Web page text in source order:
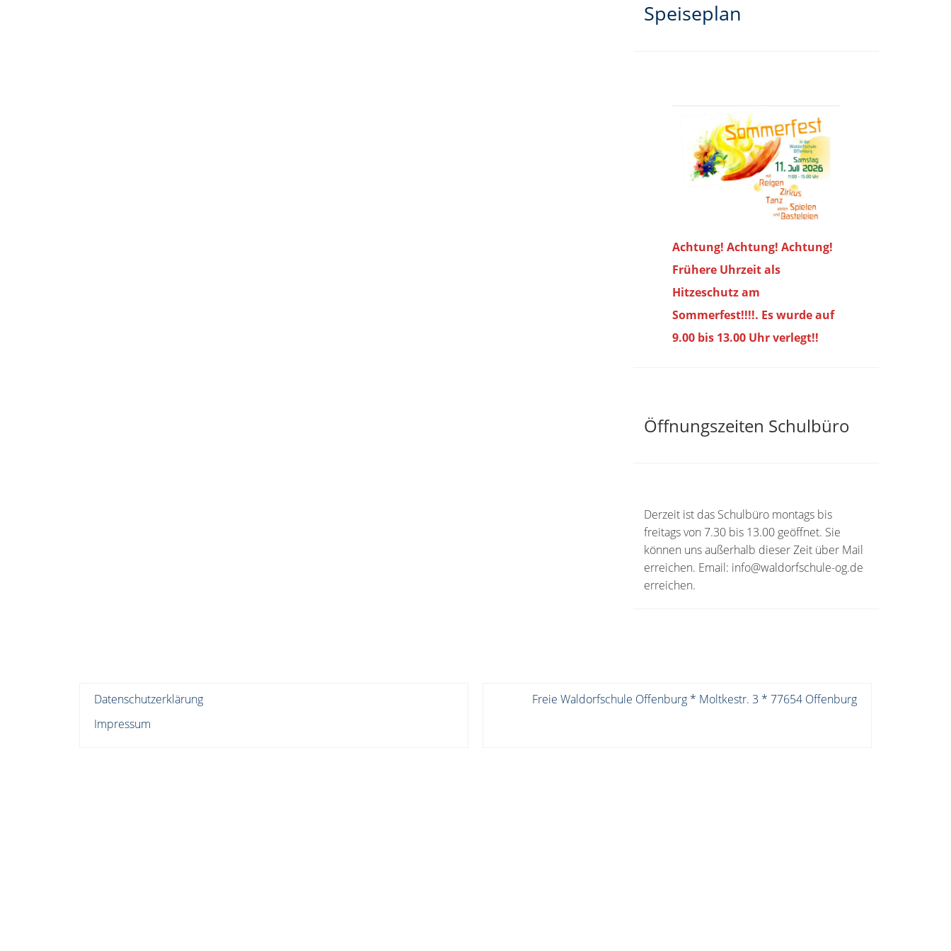
Speiseplan
Achtung! Achtung! Achtung!
Frühere Uhrzeit als
Hitzeschutz am
Sommerfest!!!!. Es wurde auf
9.00 bis 13.00 Uhr verlegt!!
Öffnungszeiten Schulbüro
Derzeit ist das Schulbüro montags bis
freitags von 7.30 bis 13.00 geöffnet. Sie
können uns außerhalb dieser Zeit über Mail
erreichen. Email: info@waldorfschule-og.de
erreichen.
Datenschutzerklärung
Impressum
Freie Waldorfschule Offenburg * Moltkestr. 3 * 77654 Offenburg